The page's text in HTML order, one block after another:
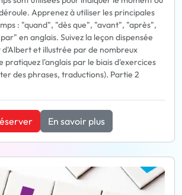
Apprenez à utiliser les principales
: "quand", "dès que", "avant", "après",
en anglais. Suivez la leçon dispensée
d'Albert et illustrée par de nombreux
pratiquez l'anglais par le biais d'exercices
des phrases, traductions). Partie 2
En savoir plus